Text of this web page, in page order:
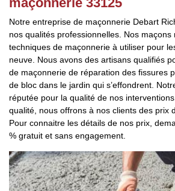
Notre entreprise de maçonnerie Debart
nos qualités professionnelles. Nos maçons
techniques de maçonnerie à utiliser pour
neuve. Nous avons des artisans qualifiés
de maçonnerie de réparation des fissures
de bloc dans le jardin qui s’effondrent.
réputée pour la qualité de nos
qualité, nous offrons à nos clients des prix
Pour connaitre les détails de nos prix,
% gratuit et sans engagement.